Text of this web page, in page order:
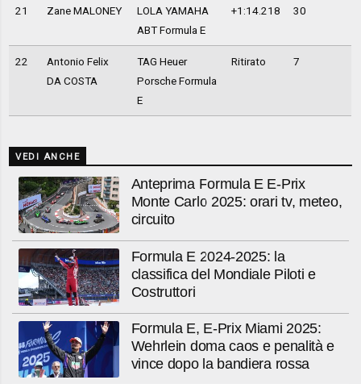
21 Zane MALONEY
LOLA YAMAHA
ABT Formula E
+1:14.218 30
22
Antonio Felix
DA COSTA
TAG Heuer
Porsche Formula
E
Ritirato 7
VEDI ANCHE
Anteprima Formula E E-Prix
Monte Carlo 2025: orari tv, meteo,
circuito
Formula E 2024-2025: la
classifica del Mondiale Piloti e
Costruttori
Formula E, E-Prix Miami 2025:
Wehrlein doma caos e penalità e
vince dopo la bandiera rossa